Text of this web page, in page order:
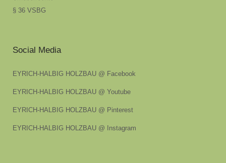
§ 36 VSBG
Social Media
EYRICH-HALBIG HOLZBAU @ Facebook
EYRICH-HALBIG HOLZBAU @ Youtube
EYRICH-HALBIG HOLZBAU @ Pinterest
EYRICH-HALBIG HOLZBAU @ Instagram